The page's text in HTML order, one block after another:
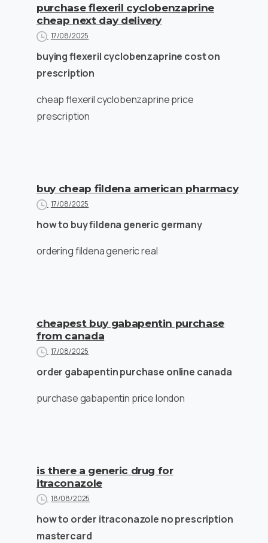
purchase flexeril cyclobenzaprine
cheap next day delivery
17/08/2025
buying flexeril cyclobenzaprine cost on
prescription
cheap flexeril cyclobenzaprine price
prescription
buy cheap fildena american pharmacy
17/08/2025
how to buy fildena generic germany
ordering fildena generic real
cheapest buy gabapentin purchase
from canada
17/08/2025
order gabapentin purchase online canada
purchase gabapentin price london
is there a generic drug for
itraconazole
18/08/2025
how to order itraconazole no prescription
mastercard